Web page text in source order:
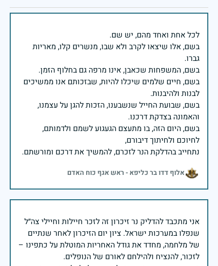
בשם, אלו שיצאו לקרב ולא שבו, מנשרים קלו, מאריות
בשם, חיים שלמים שיכלו להיות, שבזכותם אנו ממשיכים
בשם, שבועת החייל שנשבענו, הזכות להגן על עצמנו,
בשם, היום הזה, בו מתעצם הגעגוע לשמם ולדמותם,
נתחייב בהדלקת הנר לזכרם, להמשיך את דרכם ומורשתם.
אלוף דדו בר כליפא - ראש אגף כוח האדם
אני מתכבד להדליק נר זיכרון זה לזכר חיילות וחיילי צה״ל
שנפלו במערכות ישראל. ציון יום הזיכרון לאחר שנתיים
של מלחמה, מחדד את גודל האחריות המוטלת על כתפינו –